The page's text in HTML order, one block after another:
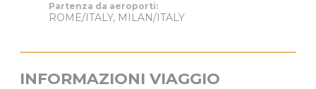
Partenza da aeroporti:
ROME/ITALY, MILAN/ITALY
INFORMAZIONI VIAGGIO